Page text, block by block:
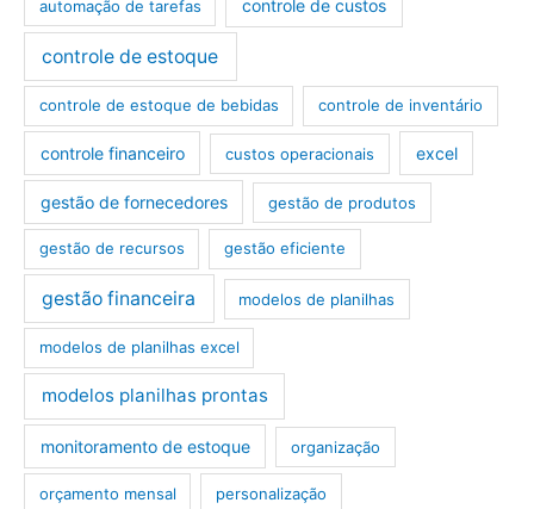
automação de tarefas controle de custos
controle de estoque
controle de estoque de bebidas controle de inventário
controle financeiro custos operacionais excel
gestão de fornecedores gestão de produtos
gestão de recursos gestão eficiente
gestão financeira modelos de planilhas
modelos de planilhas excel
modelos planilhas prontas
monitoramento de estoque organização
orçamento mensal personalização